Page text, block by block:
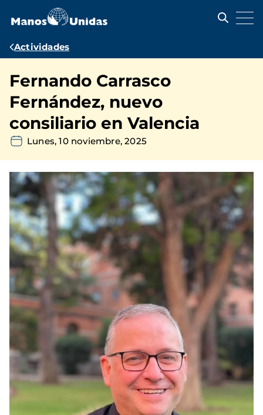
contenido
Ruta
navegación
Actividades
Fernando Carrasco
Fernández, nuevo
consiliario en Valencia
Lunes, 10 noviembre, 2025